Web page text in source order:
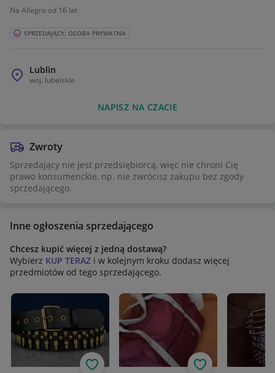
Na Allegro od 16 lat
SPRZEDAJĄCY: OSOBA PRYWATNA
Lublin
woj. lubelskie
NAPISZ NA CZACIE
Zwroty
Sprzedający nie jest przedsiębiorcą, więc nie chroni Cię
prawo konsumenckie, np. nie zwrócisz zakupu bez zgody
sprzedającego.
Inne ogłoszenia sprzedającego
Chcesz kupić więcej z jedną dostawą?
Wybierz KUP TERAZ i w kolejnym kroku dodasz więcej
przedmiotów od tego sprzedającego.
Obserwuj Obserwuj